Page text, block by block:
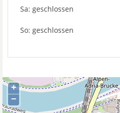
Sa: geschlossen
So: geschlossen